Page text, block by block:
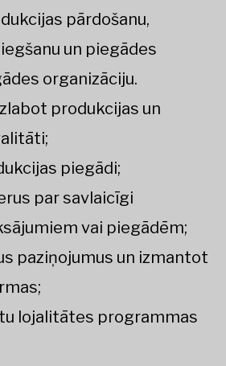
pārdošanu,
un piegādes
organizāciju.
produkcijas un
piegādi;
par savlaicīgi
vai piegādēm;
paziņojumus un izmantot
lojalitātes programmas